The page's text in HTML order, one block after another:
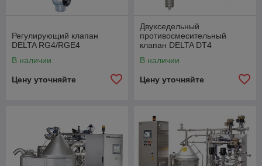
Регулирующий клапан
DELTA RG4/RGE4
В наличии
Цену уточняйте
Двухседельный
противосмесительный
клапан DELTA DT4
В наличии
Цену уточняйте